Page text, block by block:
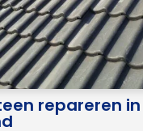
repareren